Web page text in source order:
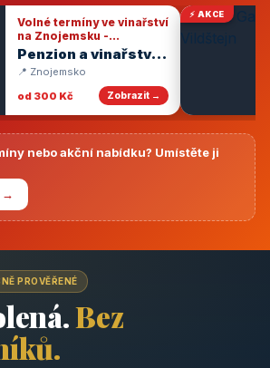
Volné termíny ve vinařství
na Znojemsku -
degustace vín
Penzion a vinařství
Dobrovolný
📍 Znojemsko
od 300 Kč
Zobrazit →
⚡ AKCE
nebo akční nabídku? Umístěte ji
→
PROVĚŘENÉ
Bez